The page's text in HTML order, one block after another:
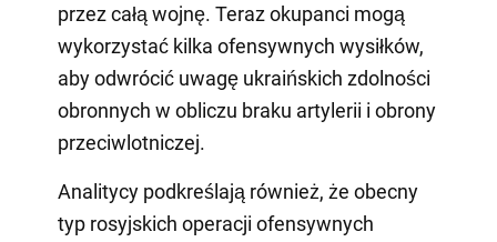
przez całą wojnę. Teraz okupanci mogą
wykorzystać kilka ofensywnych wysiłków,
aby odwrócić uwagę ukraińskich zdolności
obronnych w obliczu braku artylerii i obrony
przeciwlotniczej.
Analitycy podkreślają również, że obecny
typ rosyjskich operacji ofensywnych